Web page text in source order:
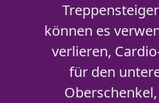
können es
verlieren,
für den